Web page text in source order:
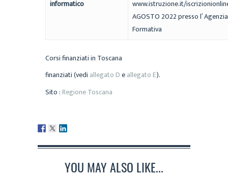
informatico
www.istruzione.it/
AGOSTO 2022 presso l’ Agenzia
Formativa
Corsi finanziati in Toscana
finanziati (vedi allegato Deallegato E).
Sito :Regione Toscana
YOU MAY ALSO LIKE...